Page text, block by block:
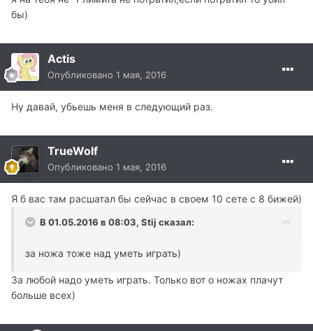
бы)
Actis
Опубликовано 1 мая, 2016
Ну давай, убьешь меня в следующий раз.
TrueWolf
Опубликовано 1 мая, 2016
Я б вас там расшатал бы сейчас в своем 10 сете с 8 бижей)
В 01.05.2016 в 08:03, Stij сказал:
за ножа тоже над уметь играть)
За любой надо уметь играть. Только вот о ножах плачут
больше всех)